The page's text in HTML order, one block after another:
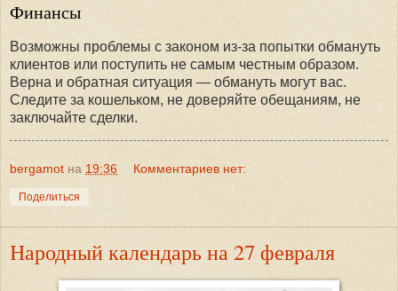
Финансы
Возможны проблемы с законом из-за попытки обмануть
клиентов или поступить не самым честным образом.
Верна и обратная ситуация — обмануть могут вас.
Следите за кошельком, не доверяйте обещаниям, не
заключайте сделки.
bergamot на 19:36 Комментариев нет:
Поделиться
Народный календарь на 27 февраля